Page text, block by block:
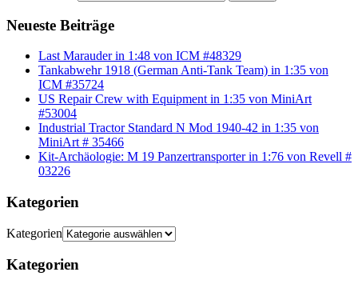
Neueste Beiträge
Last Marauder in 1:48 von ICM #48329
Tankabwehr 1918 (German Anti-Tank Team) in 1:35 von
ICM #35724
US Repair Crew with Equipment in 1:35 von MiniArt
#53004
Industrial Tractor Standard N Mod 1940-42 in 1:35 von
MiniArt # 35466
Kit-Archäologie: M 19 Panzertransporter in 1:76 von Revell #
03226
Kategorien
Kategorien
Kategorien